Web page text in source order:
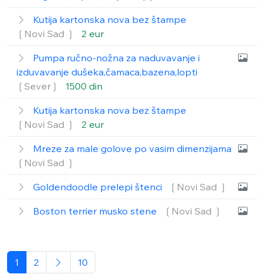
Kutija kartonska nova bez štampe
❲Novi Sad ❳
2 eur
Pumpa ručno-nožna za naduvavanje i
izduvavanje dušeka,čamaca,bazena,lopti
❲Sever❳
1500 din
Kutija kartonska nova bez štampe
❲Novi Sad ❳
2 eur
Mreze za male golove po vasim dimenzijama
❲Novi Sad ❳
Goldendoodle prelepi štenci ❲Novi Sad ❳
Boston terrier musko stene ❲Novi Sad ❳
1 2 10